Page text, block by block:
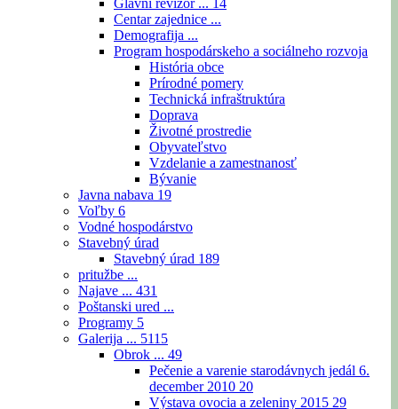
Glavni revizor ... 14
Centar zajednice ...
Demografija ...
Program hospodárskeho a sociálneho rozvoja
História obce
Prírodné pomery
Technická infraštruktúra
Doprava
Životné prostredie
Obyvateľstvo
Vzdelanie a zamestnanosť
Bývanie
Javna nabava 19
Voľby 6
Vodné hospodárstvo
Stavebný úrad
Stavebný úrad 189
pritužbe ...
Najave ... 431
Poštanski ured ...
Programy 5
Galerija ... 5115
Obrok ... 49
Pečenie a varenie starodávnych jedál 6.
december 2010 20
Výstava ovocia a zeleniny 2015 29